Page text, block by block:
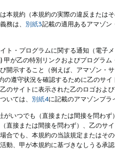
本規約（本規約の実際の違反または
務は、 別紙3記載の適用あるアマゾン
ト・プログラムに関する通知（電子
甲が乙の特別リンクおよびプログラ
開示すること（例えば、アマゾン・
の遵守状況を確認するために乙のサ
のサイトに表示された乙のロゴおよ
いては、 別紙4に記載のアマゾンプ
がいつでも（直接または間接を問わ
直接または間接を問わず）、乙のサ
合でも、本規約の当該規定またはそ
動、甲が本規約に基づきなしうる承